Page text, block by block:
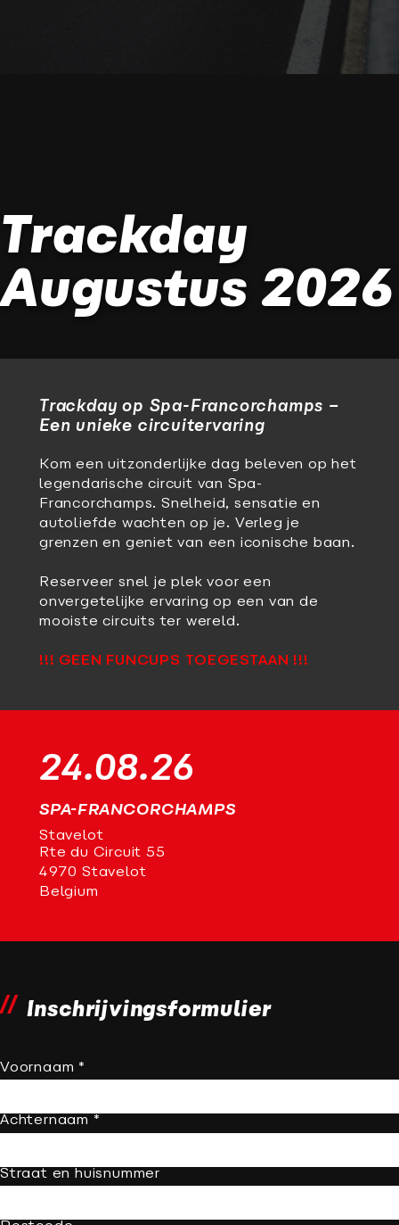
Trackday
Augustus 2026
Trackday op Spa-Francorchamps –
Een unieke circuitervaring
Kom een uitzonderlijke dag beleven op het
legendarische circuit van Spa-
Francorchamps. Snelheid, sensatie en
autoliefde wachten op je. Verleg je
grenzen en geniet van een iconische baan.
Reserveer snel je plek voor een
onvergetelijke ervaring op een van de
mooiste circuits ter wereld.
!!! GEEN FUNCUPS TOEGESTAAN !!!
24.08.26
SPA-FRANCORCHAMPS
Stavelot
Rte du Circuit 55
4970 Stavelot
Belgium
Inschrijvingsformulier
Voornaam *
Achternaam *
Straat en huisnummer